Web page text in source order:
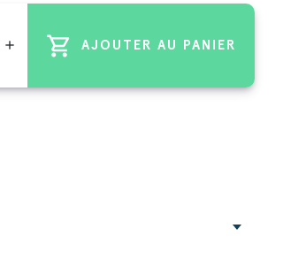
add shopping_cart AJOUTER AU PANIER